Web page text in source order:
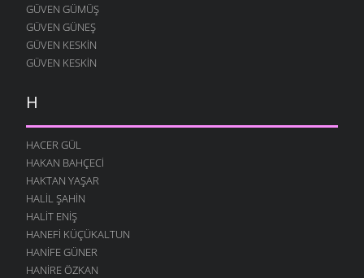
GÜVEN GÜMÜŞ
GÜVEN GÜNEŞ
GÜVEN KESKIN
GÜVEN KESKIN
H
HACER GÜL
HAKAN BAHÇECI
HAKTAN YAŞAR
HALIL ŞAHIN
HALIT ENIŞ
HANEFI KÜÇÜKALTUN
HANIFE GÜNER
HANIRE ÖZKAN